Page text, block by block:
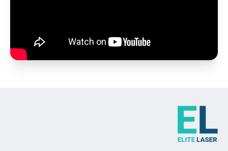
אנטי אייג'ינג:טיפול לשיפור עור הפנים והפחתת סימני
אחריות: 12 חודשים